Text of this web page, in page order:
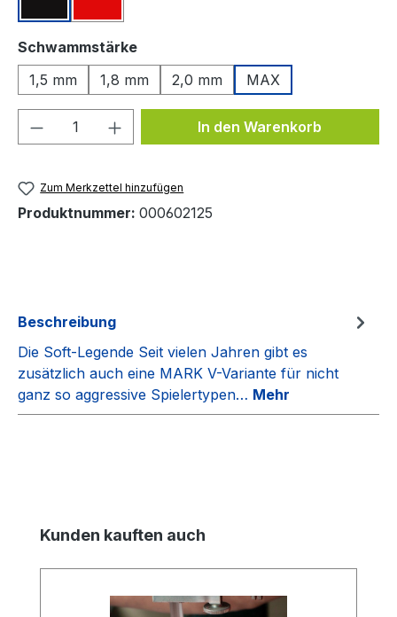
Schwammstärkeauswählen
1,5 mm
1,8 mm 2,0 mm MAX
Produkt Anzahl: Gib denIn den Warenkorb
Zum Merkzettel hinzufügen
Produktnummer: 000602125
Beschreibung
Die Soft-Legende Seit vielen Jahren gibt es
zusätzlich auch eine MARK V-Variante für nicht
ganz so aggressive Spielertypen… Mehr
Produktgalerie überspringen
Kunden kauften auch